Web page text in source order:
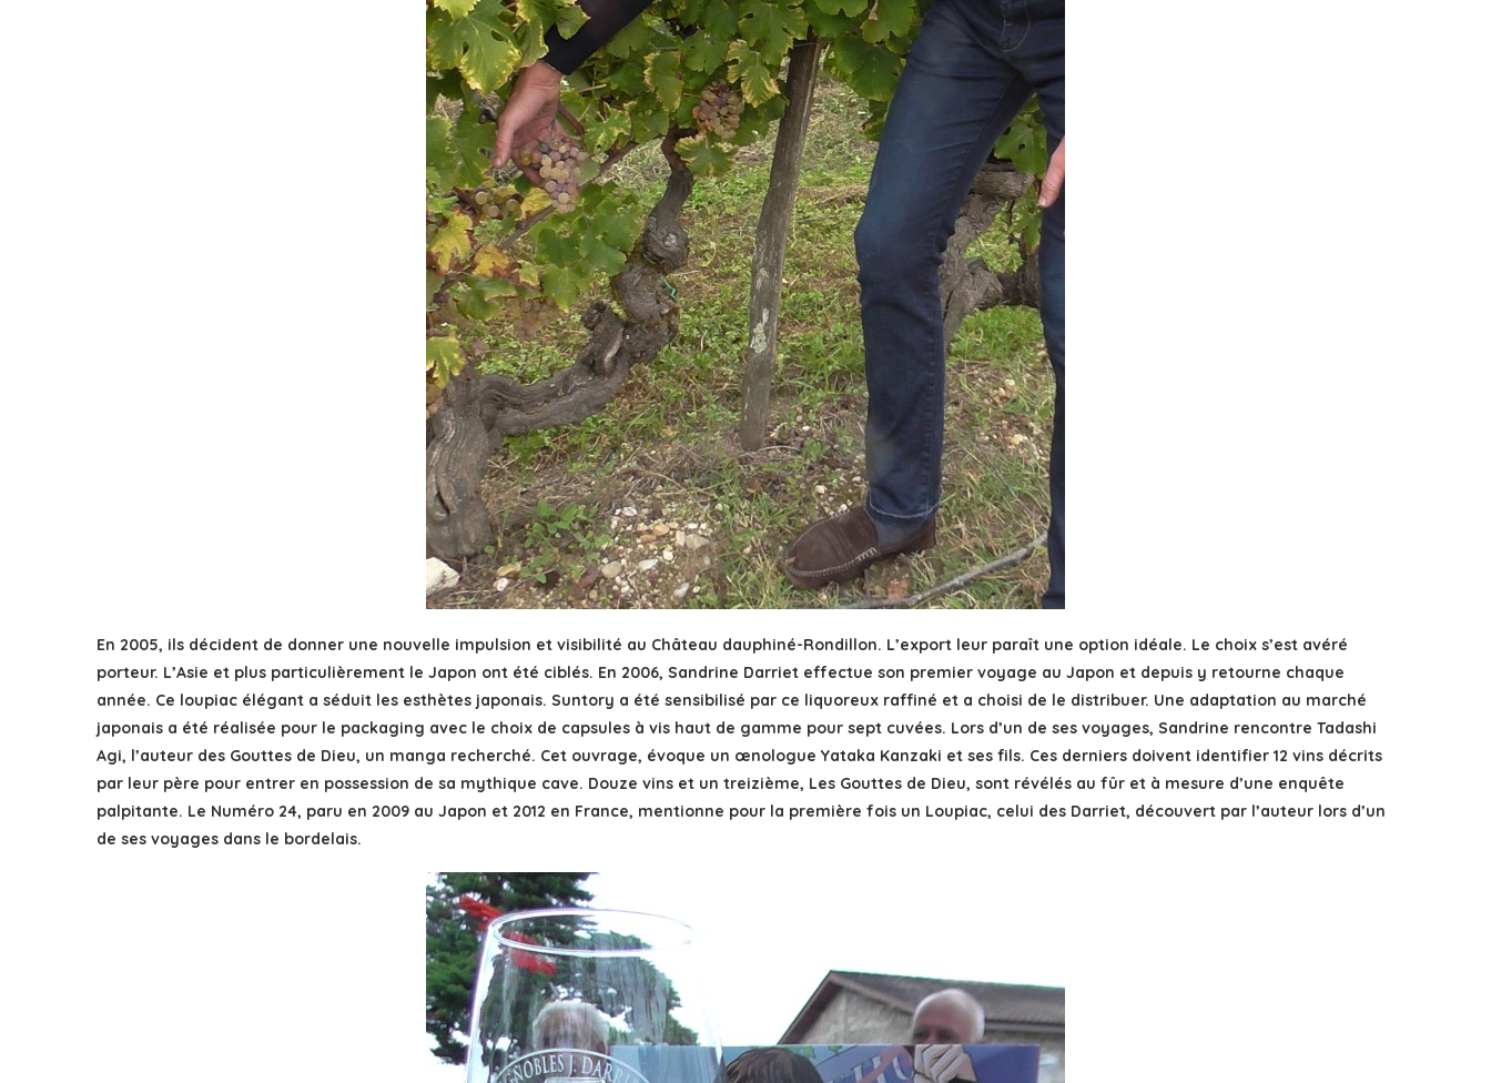
En 2005, ils décident de donner une nouvelle impulsion et visibilité au Château dauphiné-Rondillon. L’export leur paraît une option idéale. Le choix s’est avéré
porteur. L’Asie et plus particulièrement le Japon ont été ciblés. En 2006, Sandrine Darriet effectue son premier voyage au Japon et depuis y retourne chaque
année. Ce loupiac élégant a séduit les esthètes japonais. Suntory a été sensibilisé par ce liquoreux raffiné et a choisi de le distribuer. Une adaptation au marché
japonais a été réalisée pour le packaging avec le choix de capsules à vis haut de gamme pour sept cuvées. Lors d’un de ses voyages, Sandrine rencontre Tadashi
Agi, l’auteur des Gouttes de Dieu, un manga recherché. Cet ouvrage, évoque un œnologue Yataka Kanzaki et ses fils. Ces derniers doivent identifier 12 vins décrits
par leur père pour entrer en possession de sa mythique cave. Douze vins et un treizième, Les Gouttes de Dieu, sont révélés au fûr et à mesure d’une enquête
palpitante. Le Numéro 24, paru en 2009 au Japon et 2012 en France, mentionne pour la première fois un Loupiac, celui des Darriet, découvert par l’auteur lors d’un
de ses voyages dans le bordelais.